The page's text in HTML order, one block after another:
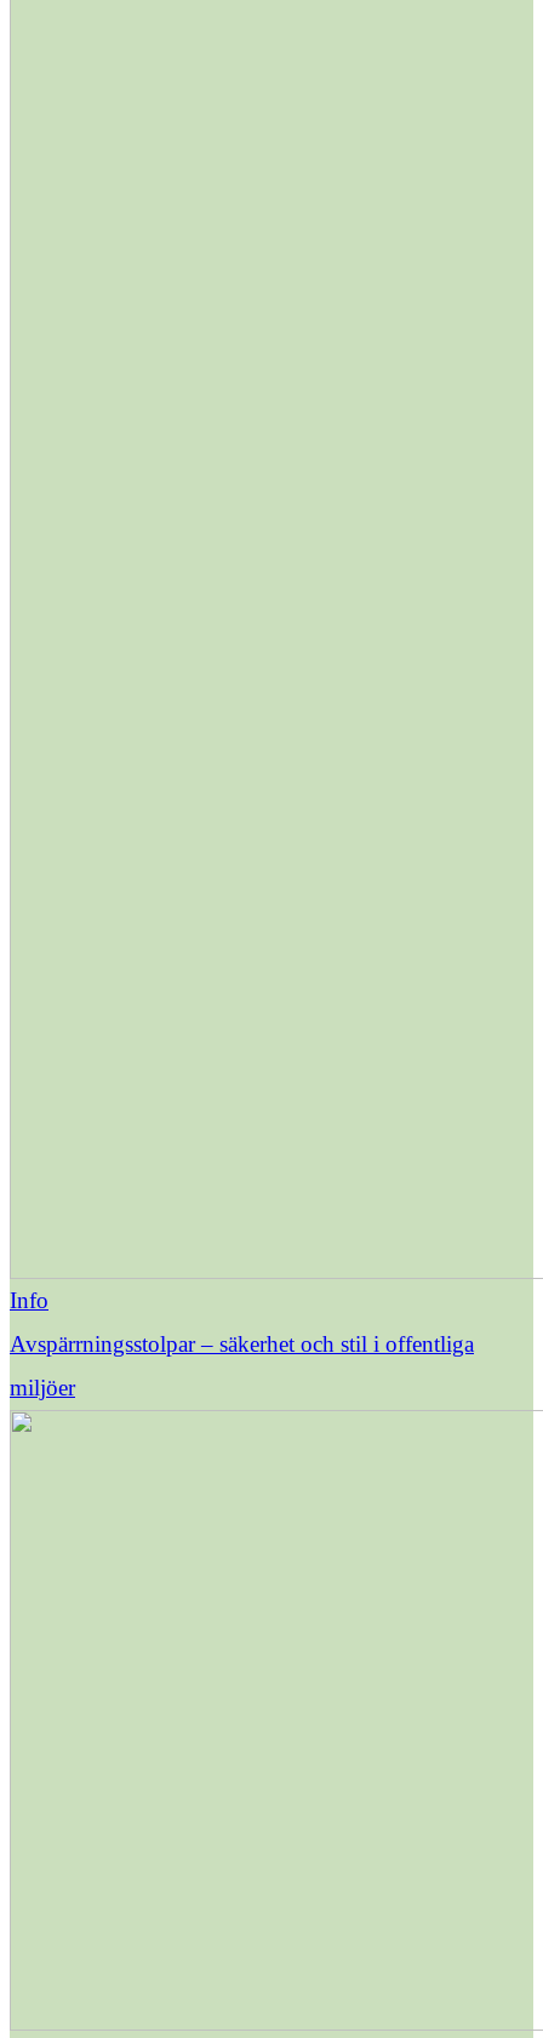
Info
Avspärrningsstolpar – säkerhet och stil i offentliga
miljöer